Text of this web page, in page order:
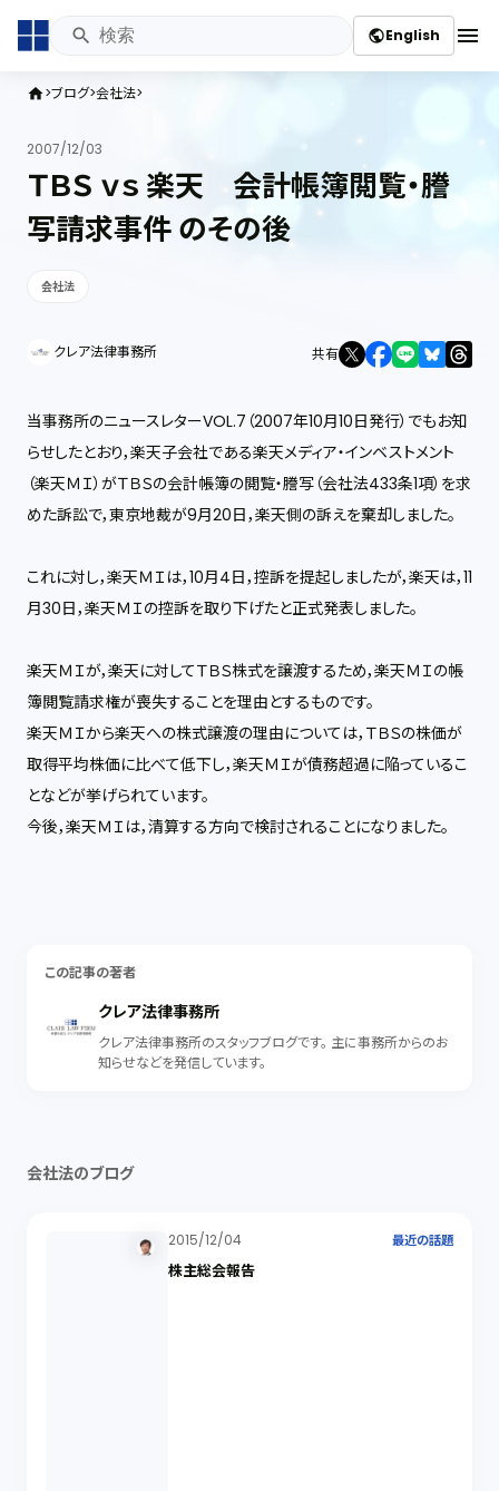
publicEnglish menu
home ブログ 会社法
2007/12/03
ＴＢＳ ｖｓ 楽天 会計帳簿閲覧・謄
写請求事件 のその後
会社法
クレア法律事務所 共有
当事務所のニュースレターVOL.7（2007年10月10日発行）でもお知
らせしたとおり，楽天子会社である楽天メディア・インベストメント
（楽天ＭＩ）がＴＢＳの会計帳簿の閲覧・謄写（会社法433条1項）を求
めた訴訟で，東京地裁が9月20日，楽天側の訴えを棄却しました。
これに対し，楽天ＭＩは，10月4日，控訴を提起しましたが，楽天は，11
月30日，楽天ＭＩの控訴を取り下げたと正式発表しました。
楽天ＭＩが，楽天に対してＴＢＳ株式を譲渡するため，楽天ＭＩの帳
簿閲覧請求権が喪失することを理由とするものです。
楽天ＭＩから楽天への株式譲渡の理由については，ＴＢＳの株価が
取得平均株価に比べて低下し，楽天ＭＩが債務超過に陥っているこ
となどが挙げられています。
今後，楽天ＭＩは，清算する方向で検討されることになりました。
この記事の著者
クレア法律事務所
クレア法律事務所のスタッフブログです。 主に事務所からのお
知らせなどを発信しています。
会社法のブログ
2015/12/04 最近の話題
株主総会報告